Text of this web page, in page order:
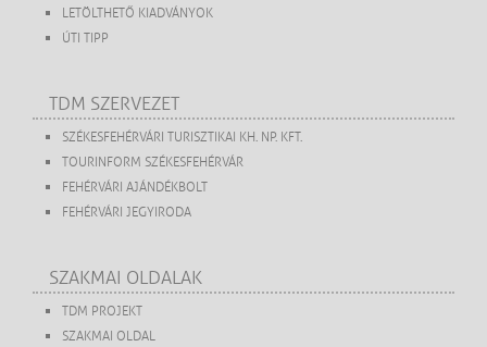
LETÖLTHETŐ KIADVÁNYOK
ÚTI TIPP
TDM SZERVEZET
SZÉKESFEHÉRVÁRI TURISZTIKAI KH. NP. KFT.
TOURINFORM SZÉKESFEHÉRVÁR
FEHÉRVÁRI AJÁNDÉKBOLT
FEHÉRVÁRI JEGYIRODA
SZAKMAI OLDALAK
TDM PROJEKT
SZAKMAI OLDAL